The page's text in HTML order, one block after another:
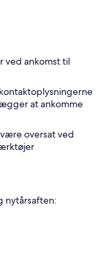
ved ankomst til
at ankomme
oversat ved
nytårsaften: